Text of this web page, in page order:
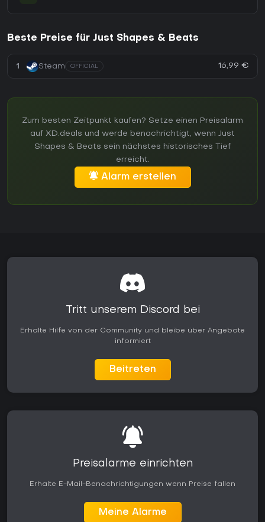
Beste Preise für Just Shapes & Beats
1 Steam OFFICIAL 16,99 €
Zum besten Zeitpunkt kaufen? Setze einen Preisalarm
auf XD.deals und werde benachrichtigt, wenn Just
Shapes & Beats sein nächstes historisches Tief
erreicht.
Alarm erstellen
Tritt unserem Discord bei
Erhalte Hilfe von der Community und bleibe über Angebote
informiert
Beitreten
Preisalarme einrichten
Erhalte E-Mail-Benachrichtigungen wenn Preise fallen
Meine Alarme